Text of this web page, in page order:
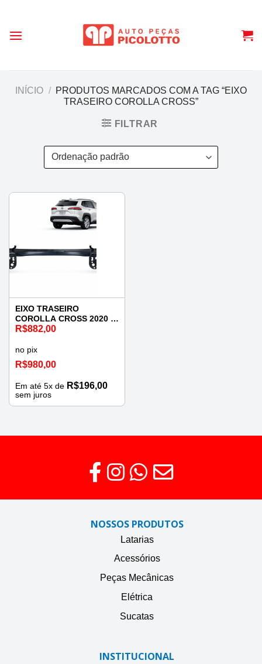
content
INÍCIO /
PRODUTOS MARCADOS COM A TAG “EIXO
TRASEIRO COROLLA CROSS”
FILTRAR
EIXO TRASEIRO
COROLLA CROSS 2020 A
2024
R$882,00
no pix
R$980,00
Em até 5x de R$196,00
sem juros
NOSSOS PRODUTOS
Latarias
Acessórios
Peças Mecânicas
Elétrica
Sucatas
INSTITUCIONAL